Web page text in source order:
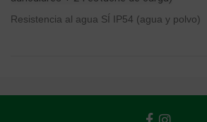
Resistencia al agua SÍ IP54 (agua y polvo)